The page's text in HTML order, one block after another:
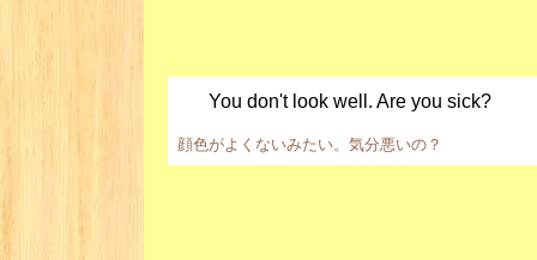
You don't look well. Are you sick?
顔色がよくないみたい。気分悪いの？